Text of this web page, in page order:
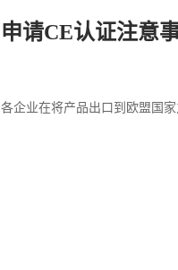
申请CE认证注意
各企业在将产品出口到欧盟国